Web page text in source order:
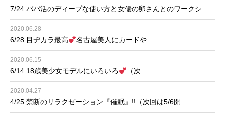
7/24 パパ活のディープな使い方と女優の卵さんとのワークシ…
2020.06.28
6/28 目ヂカラ最高 名古屋美人にカードや…
2020.06.15
6/14 18歳美少女モデルにいろいろ （次…
2020.04.27
4/25 禁断のリラクゼーション『催眠』!!（次回は5/6開…